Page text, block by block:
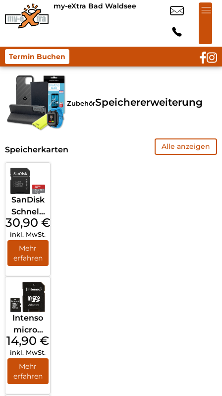
my-eXtra Bad Waldsee
Termin Buchen
ZubehörSpeichererweiterung
Speicherkarten Alle anzeigen
SanDisk
Schnelli
gkeit
Für
Bessere
Fotos
e App
Leistun
g und
Full HD
Videos
30,90 €
inkl. MwSt.
Mehr
erfahren
Intenso
microS
D Card
UHS-I
32GB
SDHC
14,90 €
inkl. MwSt.
Mehr
erfahren